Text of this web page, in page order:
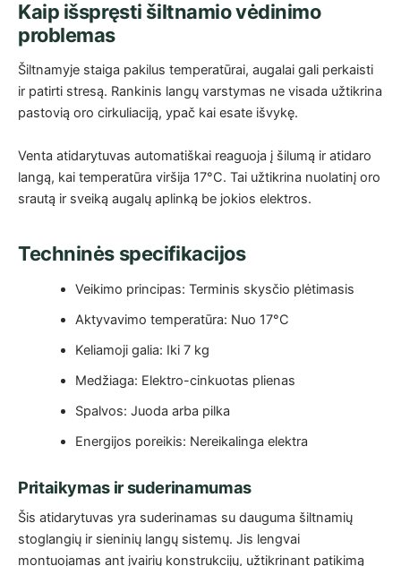
Kaip išspręsti šiltnamio vėdinimo
problemas
Šiltnamyje staiga pakilus temperatūrai, augalai gali perkaisti
ir patirti stresą. Rankinis langų varstymas ne visada užtikrina
pastovią oro cirkuliaciją, ypač kai esate išvykę.
Venta atidarytuvas automatiškai reaguoja į šilumą ir atidaro
langą, kai temperatūra viršija 17°C. Tai užtikrina nuolatinį oro
srautą ir sveiką augalų aplinką be jokios elektros.
Techninės specifikacijos
Veikimo principas: Terminis skysčio plėtimasis
Aktyvavimo temperatūra: Nuo 17°C
Keliamoji galia: Iki 7 kg
Medžiaga: Elektro-cinkuotas plienas
Spalvos: Juoda arba pilka
Energijos poreikis: Nereikalinga elektra
Pritaikymas ir suderinamumas
Šis atidarytuvas yra suderinamas su dauguma šiltnamių
stoglangių ir sieninių langų sistemų. Jis lengvai
montuojamas ant įvairių konstrukcijų, užtikrinant patikimą